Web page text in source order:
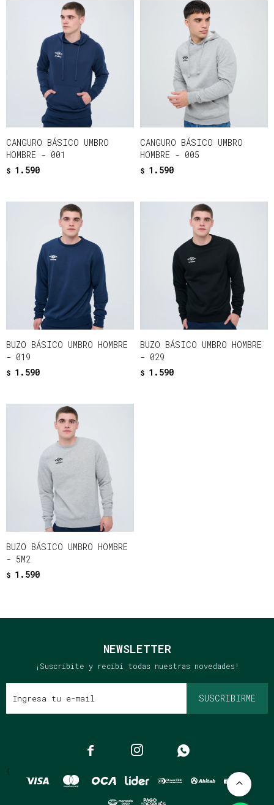
CANGURO BÁSICO UMBRO
HOMBRE - 001
$ 1.590
CANGURO BÁSICO UMBRO
HOMBRE - 005
$ 1.590
BUZO BÁSICO UMBRO HOMBRE
- 019
$ 1.590
BUZO BÁSICO UMBRO HOMBRE
- 029
$ 1.590
BUZO BÁSICO UMBRO HOMBRE
- 5M2
$ 1.590
NEWSLETTER
¡Suscribite y recibí todas nuestras novedades!
SUSCRIBIRME
  
{